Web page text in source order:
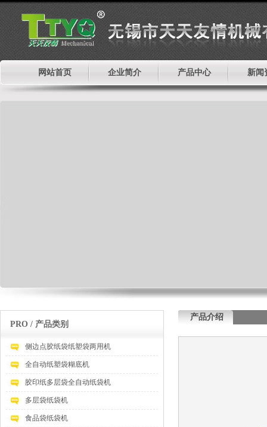
网站首页 企业简介 产品中心 新闻
PRO / 产品类别
侧边点胶纸袋纸塑袋两用机
全自动纸塑袋糊底机
胶印纸多层袋全自动纸袋机
多层袋纸袋机
食品袋纸袋机
产品介绍